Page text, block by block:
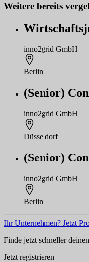
Weitere bereits
inno2grid GmbH
Berlin
(Senior)
inno2grid GmbH
Düsseldorf
(Senior)
inno2grid GmbH
Berlin
Ihr Unternehmen? Jetzt
Finde jetzt schneller
Jetzt registrieren